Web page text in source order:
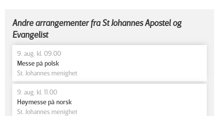
Andre arrangementer fra St Johannes Apostel og
Evangelist
9. aug. kl. 09.00
Messe på polsk
St. Johannes menighet
9. aug. kl. 11.00
Høymesse på norsk
St. Johannes menighet